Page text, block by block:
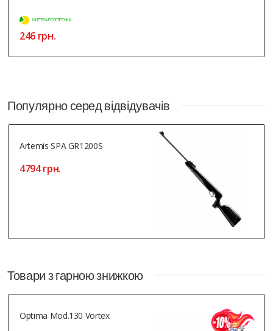
МИТТЄВА РОЗСТРОЧКА
246 грн.
Популярно серед відвідувачів
Artemis SPA GR1200S
4794 грн.
Товари з гарною знижкою
Optima Mod.130 Vortex